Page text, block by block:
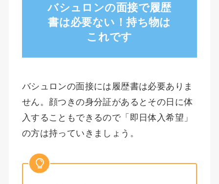
バシュロンの面接で履歴
書は必要ない！持ち物は
これです
バシュロンの面接には履歴書は必要ありま
せん。顔つきの身分証があるとその日に体
入することもできるので「即日体入希望」
の方は持っていきましょう。